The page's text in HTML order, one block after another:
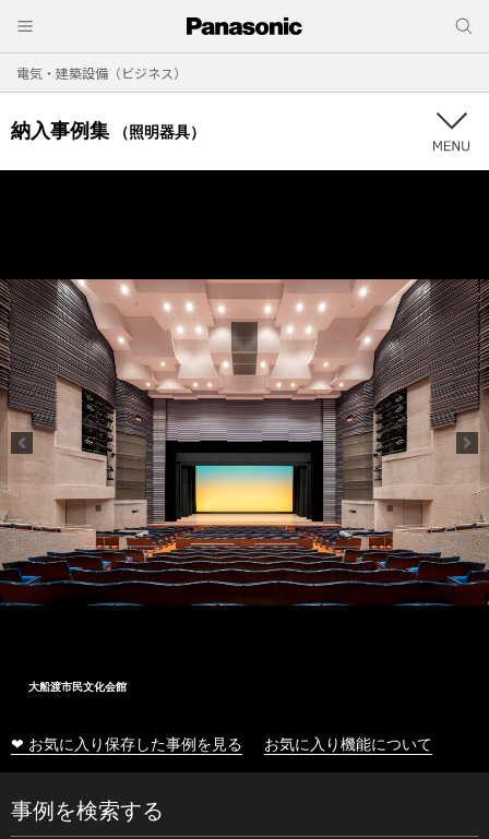
電気・建築設備（ビジネス）
納入事例集 （照明器具）
大船渡市民文化会館
❤ お気に入り保存した事例を見る お気に入り機能について
事例を検索する